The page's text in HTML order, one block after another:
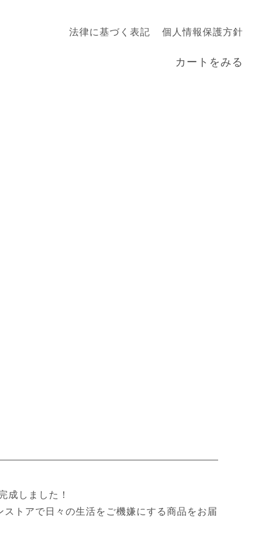
法律に基づく表記 個人情報保護方針
カートをみる
成しました！
トアで日々の生活をご機嫌にする商品をお届